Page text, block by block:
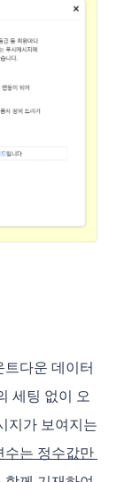
트다운 데이터
세팅 없이 오
지가 보여지는
수는 정수값만